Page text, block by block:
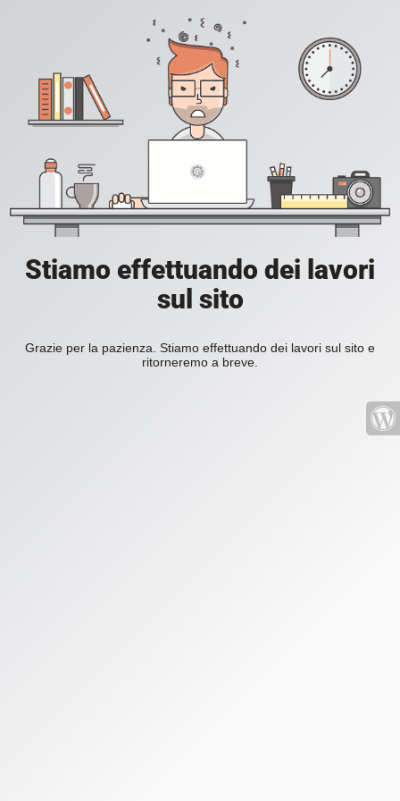
Stiamo effettuando dei lavori
sul sito
Grazie per la pazienza. Stiamo effettuando dei lavori sul sito e
ritorneremo a breve.